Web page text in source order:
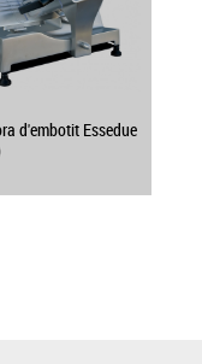
d'embotit Essedue